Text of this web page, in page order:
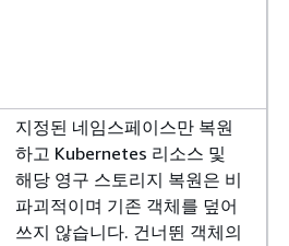
지정된 네임스페이스만 복원
하고 Kubernetes 리소스 및
해당 영구 스토리지 복원은 비
파괴적이며 기존 객체를 덮어
쓰지 않습니다. 건너뛴 객체의